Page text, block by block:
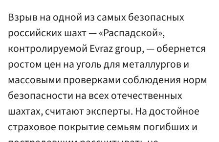
Взрыв на одной из самых безопасных
российских шахт — «Распадской»,
контролируемой Evraz group, — обернется
ростом цен на уголь для металлургов и
массовыми проверками соблюдения норм
безопасности на всех отечественных
шахтах, считают эксперты. На достойное
страховое покрытие семьям погибших и